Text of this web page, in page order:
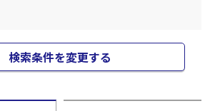
検索条件を変更する